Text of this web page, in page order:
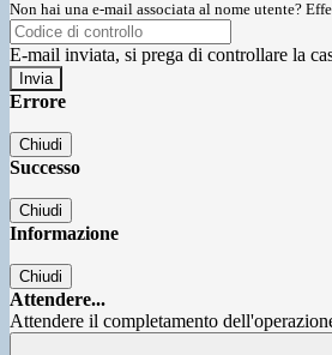
Non hai una e-mail associata al nome utente?
E-mail inviata, si prega di controllare la
Errore
Chiudi
Successo
Chiudi
Informazione
Chiudi
Attendere...
Attendere il completamento